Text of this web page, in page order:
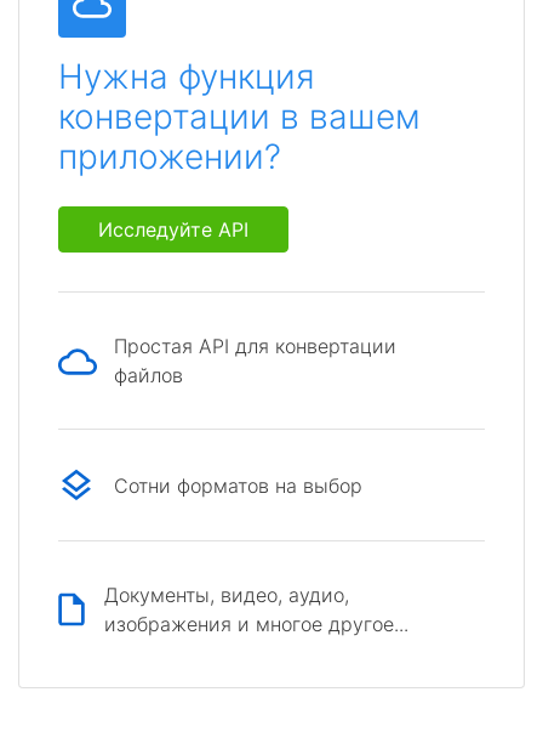
Нужна функция
конвертации в вашем
приложении?
Исследуйте API
Простая API для конвертации
файлов
Сотни форматов на выбор
Документы, видео, аудио,
изображения и многое другое...